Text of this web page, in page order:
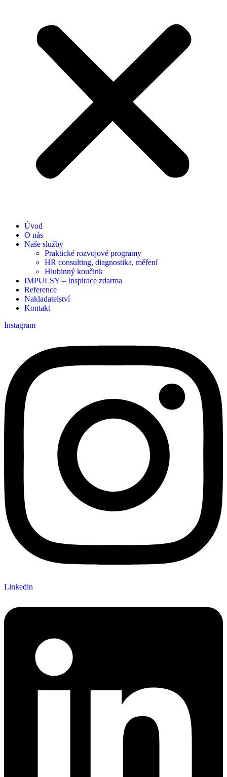
Úvod
O nás
Naše služby
Praktické rozvojové programy
HR consulting, diagnostika, měření
Hlubinný koučink
IMPULSY – Inspirace zdarma
Reference
Nakladatelství
Kontakt
Instagram
Linkedin